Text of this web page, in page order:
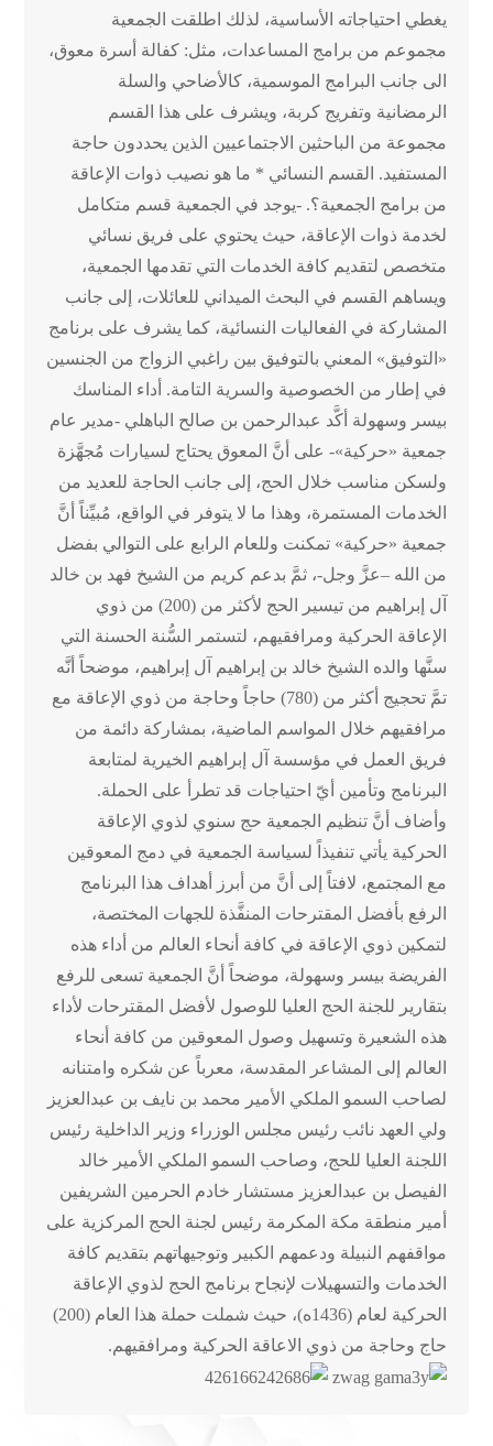
يغطي احتياجاته الأساسية، لذلك اطلقت الجمعية
مجموعم من برامج المساعدات، مثل: كفالة أسرة معوق،
الى جانب البرامج الموسمية، كالأضاحي والسلة
الرمضانية وتفريج كربة، ويشرف على هذا القسم
مجموعة من الباحثين الاجتماعيين الذين يحددون حاجة
المستفيد. القسم النسائي * ما هو نصيب ذوات الإعاقة
من برامج الجمعية؟. -يوجد في الجمعية قسم متكامل
لخدمة ذوات الإعاقة، حيث يحتوي على فريق نسائي
متخصص لتقديم كافة الخدمات التي تقدمها الجمعية،
ويساهم القسم في البحث الميداني للعائلات، إلى جانب
المشاركة في الفعاليات النسائية، كما يشرف على برنامج
«التوفيق» المعني بالتوفيق بين راغبي الزواج من الجنسين
في إطار من الخصوصية والسرية التامة. أداء المناسك
بيسر وسهولة أكَّد عبدالرحمن بن صالح الباهلي -مدير عام
جمعية «حركية»- على أنَّ المعوق يحتاج لسيارات مُجهَّزة
ولسكن مناسب خلال الحج، إلى جانب الحاجة للعديد من
الخدمات المستمرة، وهذا ما لا يتوفر في الواقع، مُبيِّناً أنَّ
جمعية «حركية» تمكنت وللعام الرابع على التوالي بفضل
من الله –عزَّ وجل-، ثمَّ بدعم كريم من الشيخ فهد بن خالد
آل إبراهيم من تيسير الحج لأكثر من (200) من ذوي
الإعاقة الحركية ومرافقيهم، لتستمر السُّنة الحسنة التي
سنَّها والده الشيخ خالد بن إبراهيم آل إبراهيم، موضحاً أنَّه
تمَّ تحجيج أكثر من (780) حاجاً وحاجة من ذوي الإعاقة مع
مرافقيهم خلال المواسم الماضية، بمشاركة دائمة من
فريق العمل في مؤسسة آل إبراهيم الخيرية لمتابعة
البرنامج وتأمين أيّ احتياجات قد تطرأ على الحملة.
وأضاف أنَّ تنظيم الجمعية حج سنوي لذوي الإعاقة
الحركية يأتي تنفيذاً لسياسة الجمعية في دمج المعوقين
مع المجتمع، لافتاً إلى أنَّ من أبرز أهداف هذا البرنامج
الرفع بأفضل المقترحات المنفَّذة للجهات المختصة،
لتمكين ذوي الإعاقة في كافة أنحاء العالم من أداء هذه
الفريضة بيسر وسهولة، موضحاً أنَّ الجمعية تسعى للرفع
بتقارير للجنة الحج العليا للوصول لأفضل المقترحات لأداء
هذه الشعيرة وتسهيل وصول المعوقين من كافة أنحاء
العالم إلى المشاعر المقدسة، معرباً عن شكره وامتنانه
لصاحب السمو الملكي الأمير محمد بن نايف بن عبدالعزيز
ولي العهد نائب رئيس مجلس الوزراء وزير الداخلية رئيس
اللجنة العليا للحج، وصاحب السمو الملكي الأمير خالد
الفيصل بن عبدالعزيز مستشار خادم الحرمين الشريفين
أمير منطقة مكة المكرمة رئيس لجنة الحج المركزية على
مواقفهم النبيلة ودعمهم الكبير وتوجيهاتهم بتقديم كافة
الخدمات والتسهيلات لإنجاح برنامج الحج لذوي الإعاقة
الحركية لعام (1436ه)، حيث شملت حملة هذا العام (200)
حاج وحاجة من ذوي الاعاقة الحركية ومرافقيهم.